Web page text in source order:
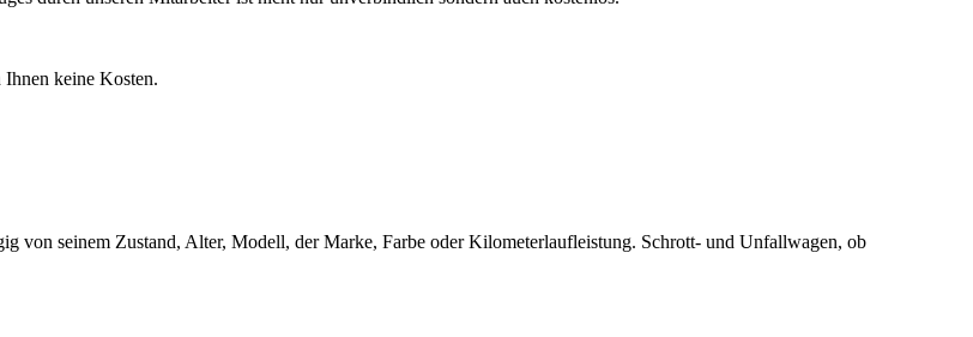
Ihnen keine Kosten.
von seinem Zustand, Alter, Modell, der Marke, Farbe oder Kilometerlaufleistung. Schrott- und Unfallwagen, ob